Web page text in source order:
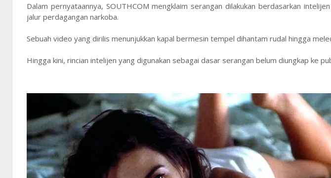
Dalam pernyataannya, SOUTHCOM mengklaim serangan dilakukan berdasarkan
jalur perdagangan narkoba.
Sebuah video yang dirilis menunjukkan kapal bermesin tempel dihantam rudal hingga
Hingga kini, rincian intelijen yang digunakan sebagai dasar serangan belum diungkap ke